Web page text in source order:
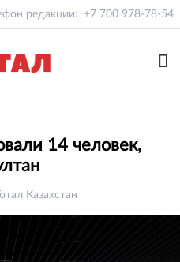
редакции: +7 700 978-78-54
14 человек,
Казахстан